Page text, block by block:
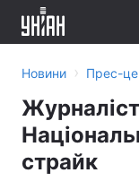
Новини › Прес-
страйк